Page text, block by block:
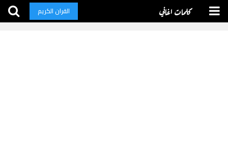
كلمات اغاني القران الكريم